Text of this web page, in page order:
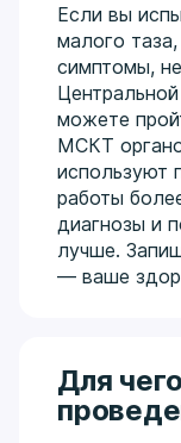
Если вы
малого
симптомы,
можете
МСКТ
используют
работы
диагнозы и
лучше.
— ваше
Для